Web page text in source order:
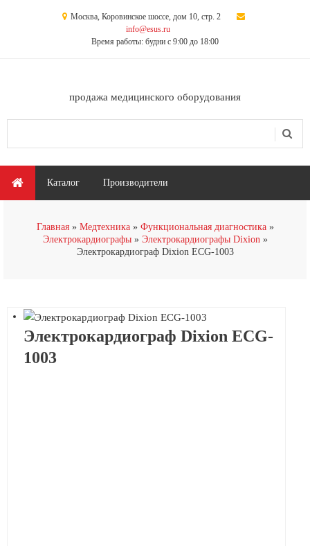
Москва, Коровинское шоссе, дом 10, стр. 2
info@esus.ru
Время работы: будни с 9:00 до 18:00
продажа медицинского оборудования
Главное меню
Каталог Производители
Главная Медтехника
Функциональная диагностика
Электрокардиографы
Электрокардиографы Dixion
Электрокардиограф Dixion ECG-1003
Электрокардиограф Dixion ECG-
1003